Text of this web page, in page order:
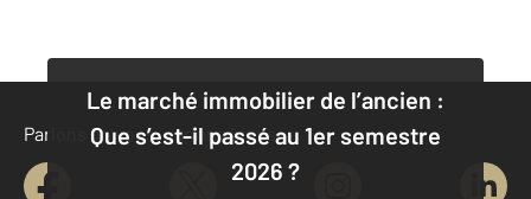
Le marché immobilier de l’ancien :
Que s’est-il passé au 1er semestre
2026 ?
Parlons de vous, parlons biens